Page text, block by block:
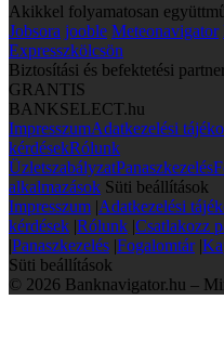
Akikkel folyamatosan
Jobsora jooble Meteonavigator
Expresszkölcsön
Biztosítási és befektetési
GRANTIS
BANKSELECT.hu
ImpresszumAdatkezelési
kérdésekRólunk
ÜzletszabályzatPanaszkezelés
alkalmazások Süti beállítások
Impresszum |Adatkezelési
kérdések |Rólunk |Csatlakozz
|Panaszkezelés |Fogalomtár |
Süti beállítások
© 2026 Banknavigator.hu –